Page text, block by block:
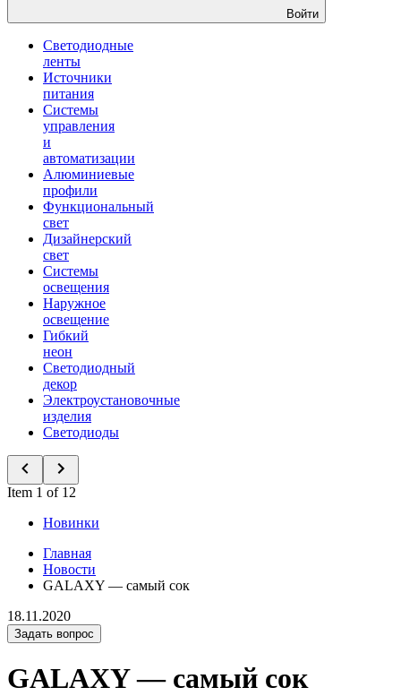
Войти
Светодиодные
ленты
Источники
питания
Системы
управления
и
автоматизации
Алюминиевые
профили
Функциональный
свет
Дизайнерский
свет
Системы
освещения
Наружное
освещение
Гибкий
неон
Светодиодный
декор
Электроустановочные
изделия
Светодиоды
Item 1 of 12
Новинки
Главная
Новости
GALAXY — самый сок
18.11.2020
Задать вопрос
GALAXY — самый сок